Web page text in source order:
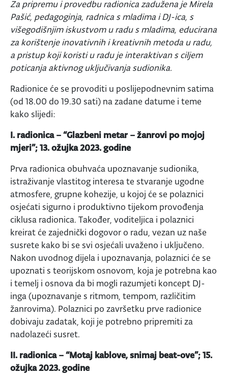
Za pripremu i provedbu radionica zadužena je Mirela
Pašić, pedagoginja, radnica s mladima i DJ-ica, s
višegodišnjim iskustvom u radu s mladima, educirana
za korištenje inovativnih i kreativnih metoda u radu,
a pristup koji koristi u radu je interaktivan s ciljem
poticanja aktivnog uključivanja sudionika.
Radionice će se provoditi u poslijepodnevnim satima
(od 18.00 do 19.30 sati) na zadane datume i teme
kako slijedi:
I. radionica – “Glazbeni metar – žanrovi po mojoj
mjeri”; 13. ožujka 2023. godine
Prva radionica obuhvaća upoznavanje sudionika,
istraživanje vlastitog interesa te stvaranje ugodne
atmosfere, grupne kohezije, u kojoj će se polaznici
osjećati sigurno i produktivno tijekom provođenja
ciklusa radionica. Također, voditeljica i polaznici
kreirat će zajednički dogovor o radu, vezan uz naše
susrete kako bi se svi osjećali uvaženo i uključeno.
Nakon uvodnog dijela i upoznavanja, polaznici će se
upoznati s teorijskom osnovom, koja je potrebna kao
i temelj i osnova da bi mogli razumjeti koncept DJ-
inga (upoznavanje s ritmom, tempom, različitim
žanrovima). Polaznici po završetku prve radionice
dobivaju zadatak, koji je potrebno pripremiti za
nadolazeći susret.
II. radionica – “Motaj kablove, snimaj beat-ove”; 15.
ožujka 2023. godine